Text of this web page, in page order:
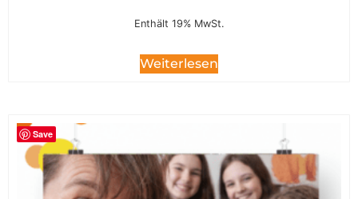
Enthält 19% MwSt.
Weiterlesen
Save